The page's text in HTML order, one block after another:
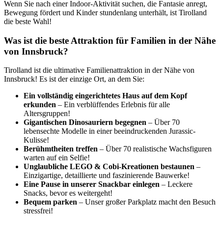
Wenn Sie nach einer Indoor-Aktivität suchen, die Fantasie anregt,
Bewegung fördert und Kinder stundenlang unterhält, ist Tirolland
die beste Wahl!
Was ist die beste Attraktion für Familien in der Nähe
von Innsbruck?
Tirolland ist die ultimative Familienattraktion in der Nähe von
Innsbruck! Es ist der einzige Ort, an dem Sie:
Ein vollständig eingerichtetes Haus auf dem Kopf
erkunden – Ein verblüffendes Erlebnis für alle
Altersgruppen!
Gigantischen Dinosauriern begegnen – Über 70
lebensechte Modelle in einer beeindruckenden Jurassic-
Kulisse!
Berühmtheiten treffen – Über 70 realistische Wachsfiguren
warten auf ein Selfie!
Unglaubliche LEGO & Cobi-Kreationen bestaunen –
Einzigartige, detaillierte und faszinierende Bauwerke!
Eine Pause in unserer Snackbar einlegen – Leckere
Snacks, bevor es weitergeht!
Bequem parken – Unser großer Parkplatz macht den Besuch
stressfrei!